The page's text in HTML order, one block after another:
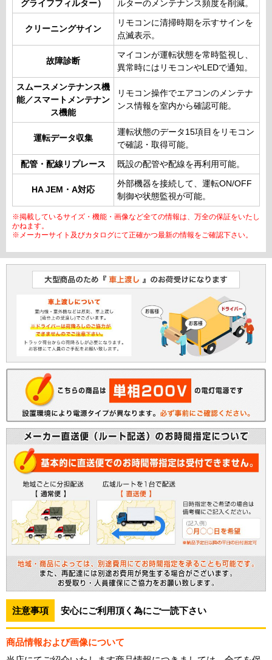
グライフフィルター） ルターのメンテナンス頻度を削減。
クリーニングサイン
リモコンに清掃時期を示すサインを
点滅表示。
故障診断
マイコンが運転状態を常時監視し、
異常時にはリモコンやLEDで通知。
スムースメンテナンス機
能／スマートメンテナン
ス機能
リモコン操作でエアコンのメンテナ
ンス情報を室内から確認可能。
運転データ収集
運転状態のデータ15項目をリモコン
で確認・取得可能。
配管・配線リプレース 既設の配管や配線を再利用可能。
HA JEM・A対応
外部機器を接続して、運転ON/OFF
制御や状態監視が可能。
※掲載しているサイズ・機能・画像など全ての情報は、万全の保証をいたし
かねます。
※メーカーサイト及びカタログにて正確かつ最新の情報をご確認下さい。
注意事項 安心にご利用頂く為にご一読下さい
商品情報および画像について